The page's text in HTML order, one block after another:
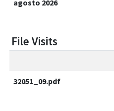
agosto 2026
File Visits
32051_09.pdf